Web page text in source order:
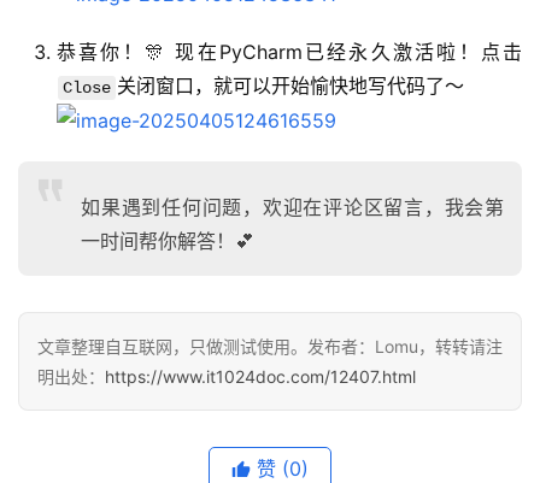
恭喜你！🎊 现在PyCharm已经永久激活啦！点击
Close 关闭窗口，就可以开始愉快地写代码了～
如果遇到任何问题，欢迎在评论区留言，我会第
一时间帮你解答！💕
文章整理自互联网，只做测试使用。发布者：Lomu，转转请注
明出处： https://www.it1024doc.com/12407.html
赞 (0)